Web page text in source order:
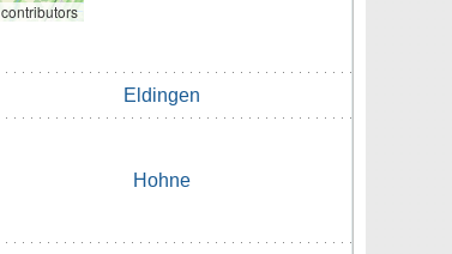
contributors
Eldingen
Hohne